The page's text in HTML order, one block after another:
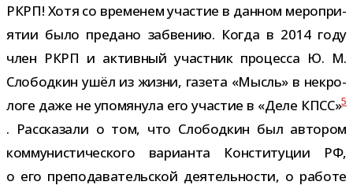
РКРП! Хотя со вре­ме­нем уча­стие в дан­ном меро­при­
я­тии было пре­дано забве­нию. Когда в 2014 году
член РКРП и актив­ный участ­ник про­цесса Ю. М.
Слободкин ушёл из жизни, газета «Мысль» в некро­
логе даже не упо­мя­нула его уча­стие в «Деле КПСС»5
. Рассказали о том, что Слободкин был авто­ром
ком­му­ни­сти­че­ского вари­анта Конституции РФ,
о его пре­по­да­ва­тель­ской дея­тель­но­сти, о работе